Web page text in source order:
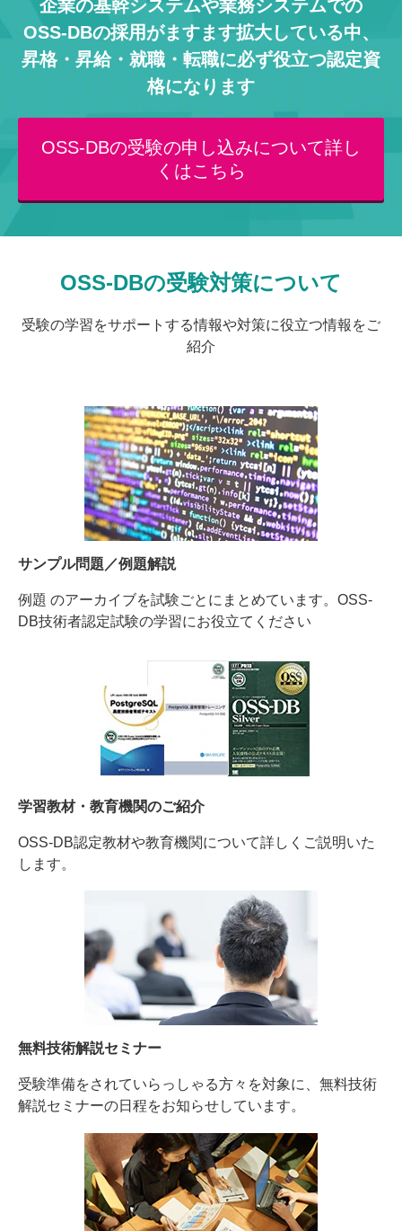
企業の基幹システムや業務システムでの
OSS-DBの採用がますます拡大している中、
昇格・昇給・就職・転職に必ず役立つ認定資
格になります
OSS-DBの受験の申し込みについて詳し
くはこちら
OSS-DBの受験対策について
受験の学習をサポートする情報や対策に役立つ情報をご
紹介
サンプル問題／例題解説
例題 のアーカイブを試験ごとにまとめています。OSS-
DB技術者認定試験の学習にお役立てください
学習教材・教育機関のご紹介
OSS-DB認定教材や教育機関について詳しくご説明いた
します。
無料技術解説セミナー
受験準備をされていらっしゃる方々を対象に、無料技術
解説セミナーの日程をお知らせしています。